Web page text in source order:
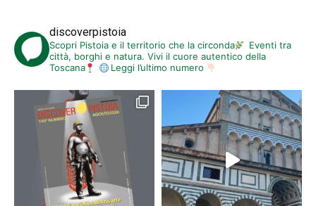
discoverpistoia
Scopri Pistoia e il territorio che la circonda
Eventi tra
città, borghi e natura. Vivi il cuore autentico della
Toscana
Leggi l’ultimo numero